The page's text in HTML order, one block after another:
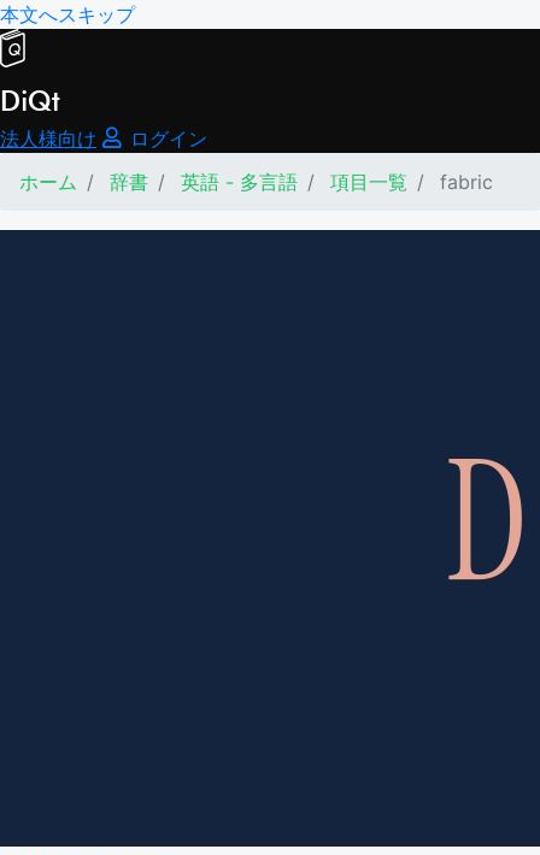
本文へスキップ
DiQt
法人様向け
ログイン
ホーム
辞書 英語 - 多言語 項目一覧 fabric